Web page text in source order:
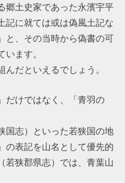
郷土史家であった永濱宇平
記に就ては或は偽風土記な
と、その当時から偽書の可
ます。
だといえるでしょう。
だけではなく、「青羽の
国志）といった若狭国の地
の表記を山名として優先的
若狭郡県志）では、青葉山